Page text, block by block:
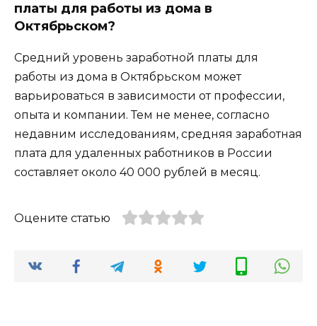
платы для работы из дома в
Октябрьском?
Средний уровень заработной платы для
работы из дома в Октябрьском может
варьироваться в зависимости от профессии,
опыта и компании. Тем не менее, согласно
недавним исследованиям, средняя заработная
плата для удаленных работников в России
составляет около 40 000 рублей в месяц.
Оцените статью